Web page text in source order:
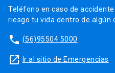
Teléfono en caso de
riesgo tu vida dentro de algún
phone (56)95504 5000
launch Ir al sitio de Emergencias